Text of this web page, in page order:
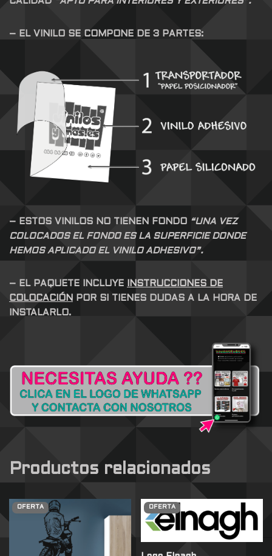
– EL VINILO SE COMPONE DE 3 PARTES:
– ESTOS VINILOS NO TIENEN FONDO “UNA VEZ
COLOCADOS EL FONDO ES LA SUPERFICIE DONDE
HEMOS APLICADO EL VINILO ADHESIVO”.
– EL PAQUETE INCLUYE
INSTRUCCIONES DE
COLOCACIÓN
POR SI TIENES DUDAS A LA HORA DE
INSTALARLO.
Productos relacionados
OFERTA OFERTA